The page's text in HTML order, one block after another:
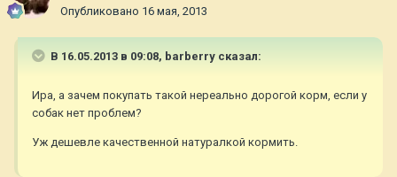
Опубликовано 16 мая, 2013
В 16.05.2013 в 09:08, barberry сказал:
Ира, а зачем покупать такой нереально дорогой корм, если у
собак нет проблем?
Уж дешевле качественной натуралкой кормить.